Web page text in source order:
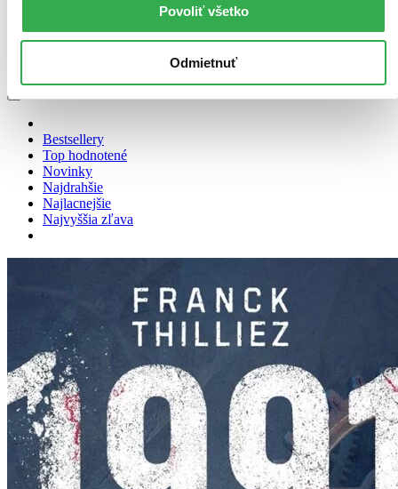
Povoliť všetko
Odmietnuť
Bestsellery
Top hodnotené
Novinky
Najdrahšie
Najlacnejšie
Najvyššia zľava